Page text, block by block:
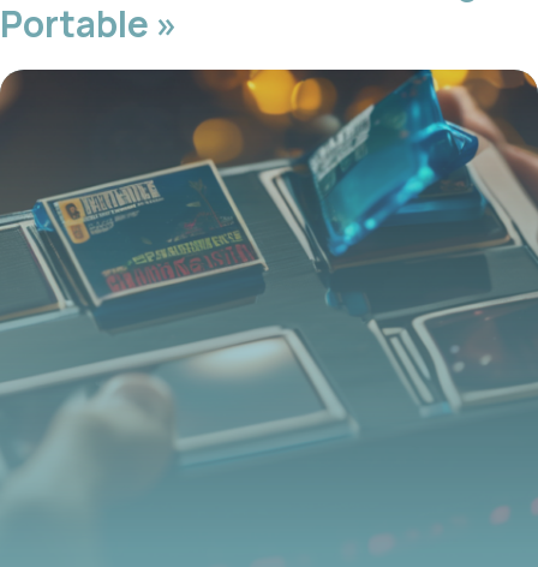
Portable »